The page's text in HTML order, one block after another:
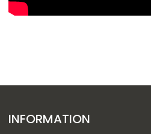
INFORMATION